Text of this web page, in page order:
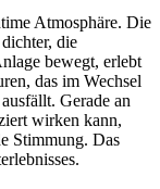
Atmosphäre. Die
die
bewegt, erlebt
das im Wechsel
Gerade an
wirken kann,
Stimmung. Das